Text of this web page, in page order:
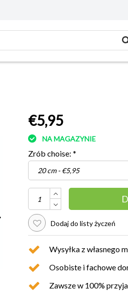
€5,95
NA MAGAZYNIE
Zrób choise: *
Dodaj do listy życzeń
Wysyłka z własnego
Osobiste i fachowe
Zawsze w 100%